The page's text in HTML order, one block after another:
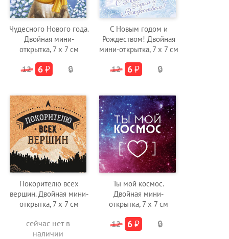
Чудесного Нового года.
Двойная мини-
открытка, 7 х 7 см
12 6₽ 🔒
C Новым годом и
Рождеством! Двойная
мини-открытка, 7 х 7 см
12 6₽ 🔒
Покорителю всех
вершин. Двойная мини-
открытка, 7 х 7 см
сейчас нет в
наличии
Ты мой космос.
Двойная мини-
открытка, 7 х 7 см
12 6₽ 🔒